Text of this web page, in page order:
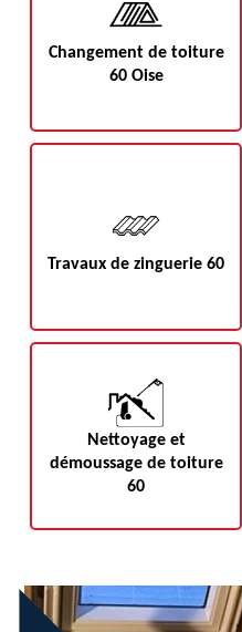
Changement de toiture
60 Oise
Travaux de zinguerie 60
Nettoyage et
démoussage de toiture
60